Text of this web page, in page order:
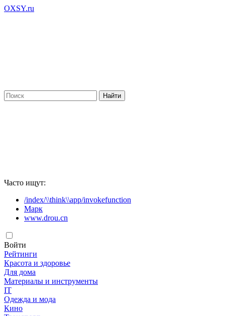
OXSY.ru
Часто ищут:
/index/\\think\\app/invokefunction
Марк
www.drou.cn
Войти
Рейтинги
Красота и здоровье
Для дома
Материалы и инструменты
IT
Одежда и мода
Кино